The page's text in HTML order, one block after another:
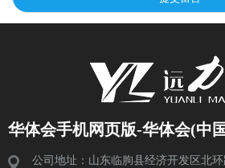
华体会手机网页版-华体会(中
公司地址：山东临朐县经济开发区北环